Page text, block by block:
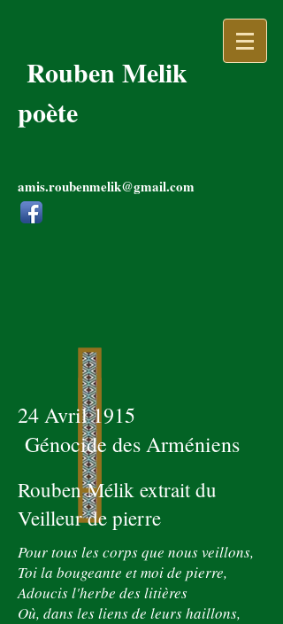
Rouben Melik
poète
amis.roubenmelik@gmail.com
24 Avril 1915
Génocide des Arméniens
Rouben Mélik extrait du
Veilleur de pierre
Pour tous les corps que nous veillons,
Toi la bougeante et moi de pierre,
Adoucis l'herbe des litières
Où, dans les liens de leurs haillons,